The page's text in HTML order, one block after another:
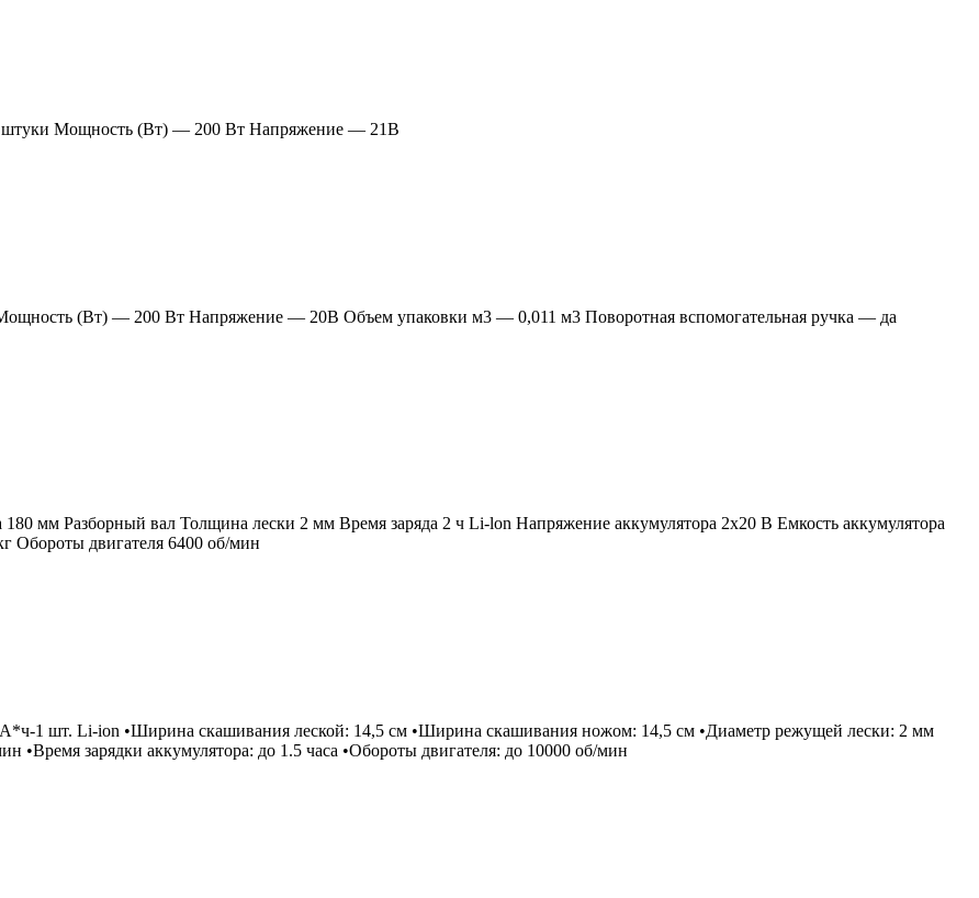
штуки Мощность (Вт) — 200 Вт Напряжение — 21В
(Вт) — 200 Вт Напряжение — 20В Объем упаковки м3 — 0,011 м3 Поворотная вспомогательная ручка — да
мм Разборный вал Толщина лески 2 мм Время заряда 2 ч Li-lon Напряжение аккумулятора 2х20 В Емкость аккумулятора
Обороты двигателя 6400 об/мин
А*ч-1 шт. Li-ion •Ширина скашивания леской: 14,5 см •Ширина скашивания ножом: 14,5 см •Диаметр режущей лески: 2 мм
•Время зарядки аккумулятора: до 1.5 часа •Обороты двигателя: до 10000 об/мин